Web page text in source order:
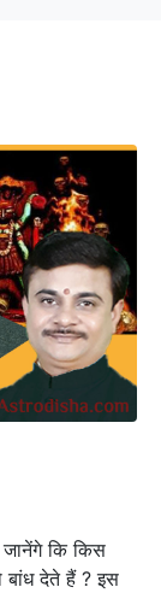
कि किस
बांध देते हैं ? इस